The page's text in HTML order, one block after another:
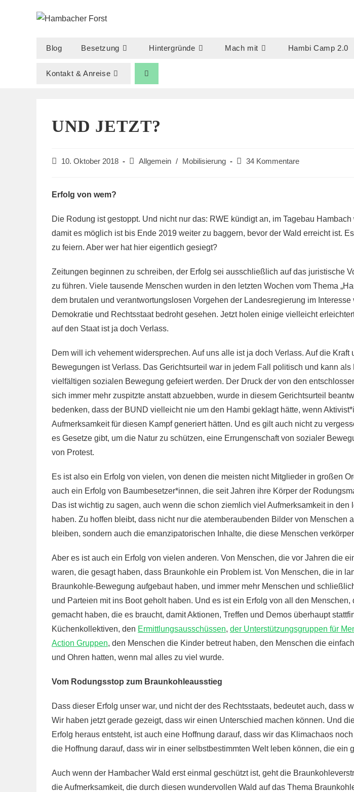
Blog Besetzung Hintergründe Mach mit Hambi Camp 2.0
Kontakt & Anreise
UND JETZT?
Beitrag
10. Oktober 2018
Beitrags-
Allgemein / Mobilisierung
Beitrags-
34 Kommentare
Erfolg von wem?
Die Rodung ist gestoppt. Und nicht nur das: RWE kündigt an, im Tagebau
damit es möglich ist bis Ende 2019 weiter zu baggern, bevor der Wald erreicht ist.
zu feiern. Aber wer hat hier eigentlich gesiegt?
Zeitungen beginnen zu schreiben, der Erfolg sei ausschließlich auf das juristische
zu führen. Viele tausende Menschen wurden in den letzten Wochen vom Thema
dem brutalen und verantwortungslosen Vorgehen der Landesregierung im
Demokratie und Rechtsstaat bedroht gesehen. Jetzt holen einige vielleicht
auf den Staat ist ja doch Verlass.
Dem will ich vehement widersprechen. Auf uns alle ist ja doch Verlass. Auf die Kraft
Bewegungen ist Verlass. Das Gerichtsurteil war in jedem Fall politisch und kann als
vielfältigen sozialen Bewegung gefeiert werden. Der Druck der von den
sich immer mehr zuspitzte anstatt abzuebben, wurde in diesem Gerichtsurteil
bedenken, dass der BUND vielleicht nie um den Hambi geklagt hätte, wenn
Aufmerksamkeit für diesen Kampf generiert hätten. Und es gilt auch nicht zu
es Gesetze gibt, um die Natur zu schützen, eine Errungenschaft von sozialer
von Protest.
Es ist also ein Erfolg von vielen, von denen die meisten nicht Mitglieder in großen
auch ein Erfolg von Baumbesetzer*innen, die seit Jahren ihre Körper der
Das ist wichtig zu sagen, auch wenn die schon ziemlich viel Aufmerksamkeit in den
haben. Zu hoffen bleibt, dass nicht nur die atemberaubenden Bilder von Menschen
bleiben, sondern auch die emanzipatorischen Inhalte, die diese Menschen
Aber es ist auch ein Erfolg von vielen anderen. Von Menschen, die vor Jahren die
waren, die gesagt haben, dass Braunkohle ein Problem ist. Von Menschen, die in
Braunkohle-Bewegung aufgebaut haben, und immer mehr Menschen und
und Parteien mit ins Boot geholt haben. Und es ist ein Erfolg von all den
gemacht haben, die es braucht, damit Aktionen, Treffen und Demos überhaupt
Küchenkollektiven, den Ermittlungsausschüssen, der Unterstützungsgruppen für
Action Gruppen, den Menschen die Kinder betreut haben, den Menschen die
und Ohren hatten, wenn mal alles zu viel wurde.
Vom Rodungsstop zum Braunkohleausstieg
Dass dieser Erfolg unser war, und nicht der des Rechtsstaats, bedeutet auch, dass
Wir haben jetzt gerade gezeigt, dass wir einen Unterschied machen können. Und
Erfolg heraus entsteht, ist auch eine Hoffnung darauf, dass wir das Klimachaos
die Hoffnung darauf, dass wir in einer selbstbestimmten Welt leben können, die ein
Auch wenn der Hambacher Wald erst einmal geschützt ist, geht die
die Aufmerksamkeit, die durch diesen wundervollen Wald auf das Thema